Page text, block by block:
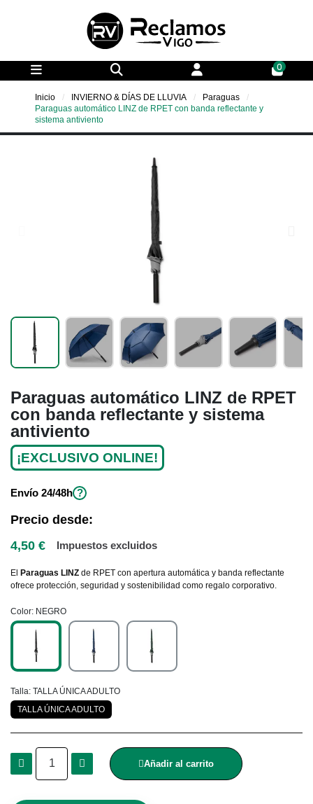
0
Inicio INVIERNO & DÍAS DE LLUVIA
Paraguas
Paraguas automático LINZ de RPET con banda reflectante y
sistema antiviento
Paraguas automático LINZ de RPET
con banda reflectante y sistema
antiviento
¡EXCLUSIVO ONLINE!
Envío 24/48h ?
Precio desde:
4,50 €
Impuestos excluidos
El Paraguas LINZ de RPET con apertura automática y banda reflectante
ofrece protección, seguridad y sostenibilidad como regalo corporativo.
Color NEGRO
Talla TALLA ÚNICA ADULTO
TALLA ÚNICA ADULTO
Añadir al carrito